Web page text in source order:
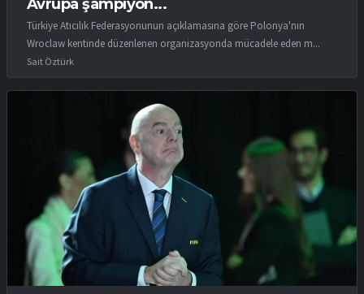
Avrupa şampiyon...
Türkiye Atıcılık Federasyonunun açıklamasına göre Polonya'nın
Wroclaw kentinde düzenlenen organizasyonda mücadele eden m...
Sait Öztürk